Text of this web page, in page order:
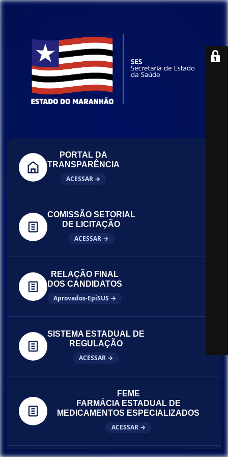
PORTAL DA
TRANSPARÊNCIA
ACESSAR →
COMISSÃO SETORIAL
DE LICITAÇÃO
ACESSAR →
RELAÇÃO FINAL
DOS CANDIDATOS
Aprovados-EpiSUS →
SISTEMA ESTADUAL DE
REGULAÇÃO
ACESSAR →
FEME
FARMÁCIA ESTADUAL DE
MEDICAMENTOS ESPECIALIZADOS
ACESSAR →